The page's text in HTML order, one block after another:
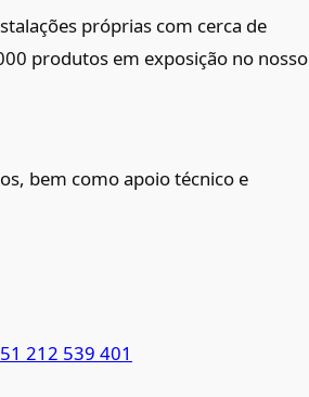
próprias com cerca de
produtos em exposição no nosso
bem como apoio técnico e
212 539 401